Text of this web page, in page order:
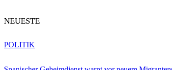
NEUESTE
POLITIK